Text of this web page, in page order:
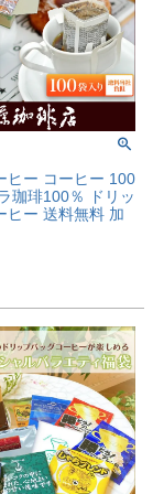
ヒー コーヒー 100
珈琲100％ ドリッ
ヒー 送料無料 加